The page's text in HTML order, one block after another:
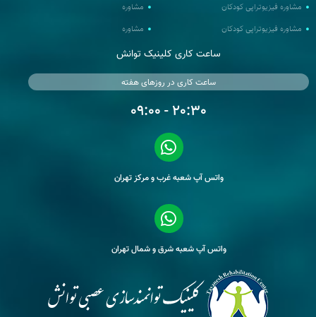
مشاوره فیزیوتراپی کودکان
مشاوره فیزیوتراپی کودکان
مشاوره
مشاوره
ساعت کاری کلینیک توانش
ساعت کاری در روزهای هفته
20:30 - 09:00
واتس آپ شعبه غرب و مرکز تهران
واتس آپ شعبه شرق و شمال تهران